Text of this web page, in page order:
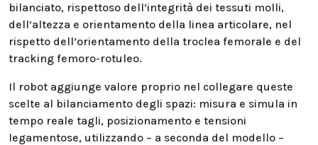
bilanciato, rispettoso dell’integrità dei tessuti molli,
dell’altezza e orientamento della linea articolare, nel
rispetto dell’orientamento della troclea femorale e del
tracking femoro-rotuleo.
Il robot aggiunge valore proprio nel collegare queste
scelte al bilanciamento degli spazi: misura e simula in
tempo reale tagli, posizionamento e tensioni
legamentose, utilizzando – a seconda del modello –